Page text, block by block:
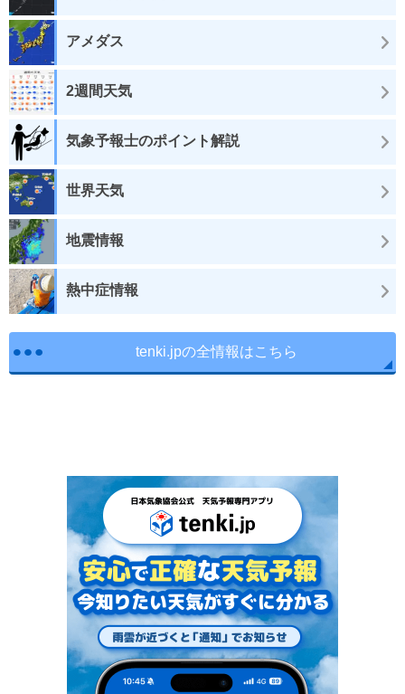
アメダス
2週間天気
気象予報士のポイント解説
世界天気
地震情報
熱中症情報
tenki.jpの全情報はこちら